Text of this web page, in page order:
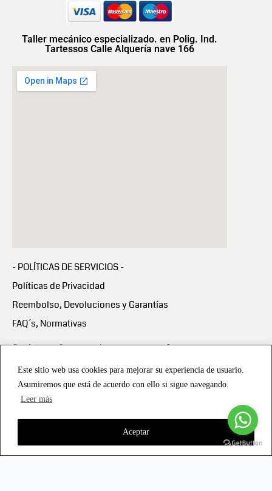
Este sitio web usa cookies para mejorar su experiencia de usuario.
Asumiremos que está de acuerdo con ello si sigue navegando.
Leer más
Aceptar
Taller mecánico especializado. en Polig. Ind.
Tartessos Calle Alquería nave 166
- POLÍTICAS DE SERVICIOS -
Políticas de Privacidad
Reembolso, Devoluciones y Garantías
FAQ´s, Normativas
Scalapay:Compra ahora y paga en 3 cuotas
Scalapay Política Privacidad
Copyright © 2021 all rights reserved - Vialmotor